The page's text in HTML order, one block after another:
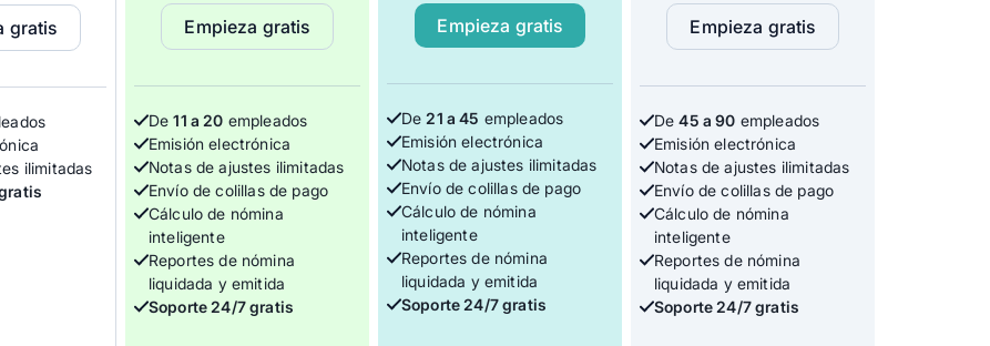
gratis
ilimitadas
Empieza gratis
De11 a 20 empleados
Emisión electrónica
Notas de ajustes ilimitadas
Envío de colillas de pago
Cálculo de nómina
inteligente
Reportes de nómina
liquidada y emitida
Soporte 24/7 gratis
Empieza gratis
De21 a 45 empleados
Emisión electrónica
Notas de ajustes ilimitadas
Envío de colillas de pago
Cálculo de nómina
inteligente
Reportes de nómina
liquidada y emitida
Soporte 24/7 gratis
Empieza gratis
De45 a 90 empleados
Emisión electrónica
Notas de ajustes ilimitadas
Envío de colillas de pago
Cálculo de nómina
inteligente
Reportes de nómina
liquidada y emitida
Soporte 24/7 gratis